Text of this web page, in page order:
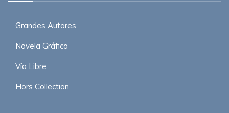
Grandes Autores
Novela Gráfica
Vía Libre
Hors Collection